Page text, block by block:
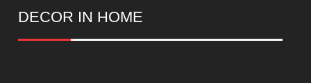
DECOR IN HOME